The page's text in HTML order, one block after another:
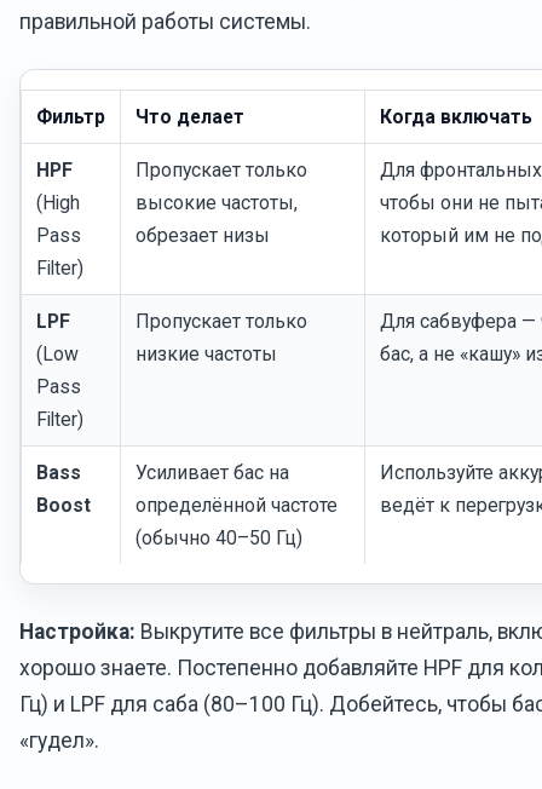
правильной работы системы.
Фильтр Что делает Когда включать
HPF
(High
Pass
Filter)
Пропускает только
высокие частоты,
обрезает низы
Для
чтобы они не
который им не
LPF
(Low
Pass
Filter)
Пропускает только
низкие частоты
Для сабвуфера —
бас, а не «кашу»
Bass
Boost
Усиливает бас на
определённой частоте
(обычно 40–50 Гц)
Используйте
ведёт к
Настройка: Выкрутите все фильтры в нейтраль,
хорошо знаете. Постепенно добавляйте HPF для
Гц) и LPF для саба (80–100 Гц). Добейтесь, чтобы
«гудел».